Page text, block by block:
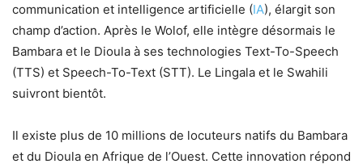
communication et intelligence artificielle (IA), élargit son
champ d’action. Après le Wolof, elle intègre désormais le
Bambara et le Dioula à ses technologies Text-To-Speech
(TTS) et Speech-To-Text (STT). Le Lingala et le Swahili
suivront bientôt.
Il existe plus de 10 millions de locuteurs natifs du Bambara
et du Dioula en Afrique de l’Ouest. Cette innovation répond